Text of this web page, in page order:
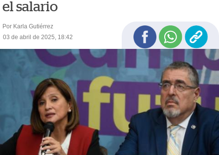
el salario
Por Karla Gutiérrez
03 de abril de 2025, 18:42